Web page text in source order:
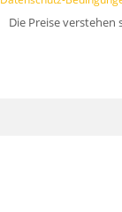
Die Preise